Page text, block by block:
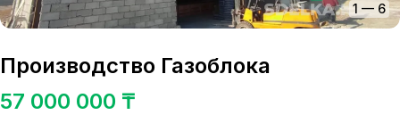
1 — 6
Производство Газоблока
57 000 000 ₸